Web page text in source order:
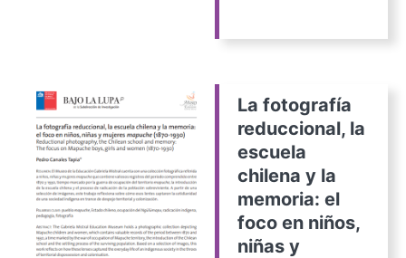
La fotografía
reduccional, la
escuela
chilena y la
memoria: el
foco en niños,
niñas y